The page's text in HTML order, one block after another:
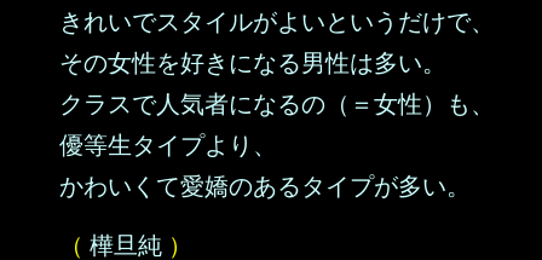
きれいでスタイルがよいというだけで、
その女性を好きになる男性は多い。
クラスで人気者になるの（＝女性）も、
優等生タイプより、
かわいくて愛嬌のあるタイプが多い。
（ 樺旦純 ）